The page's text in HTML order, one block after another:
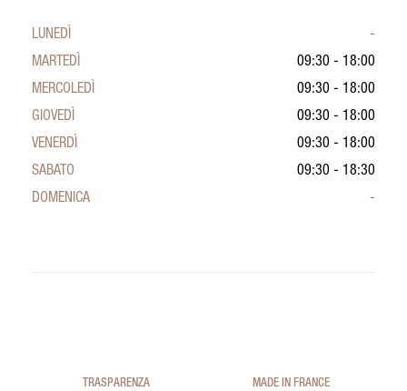
LUNEDÌ
-
MARTEDÌ
09:30 - 18:00
MERCOLEDÌ
09:30 - 18:00
GIOVEDÌ
09:30 - 18:00
VENERDÌ
09:30 - 18:00
SABATO
09:30 - 18:30
DOMENICA
-
TRASPARENZA MADE IN FRANCE